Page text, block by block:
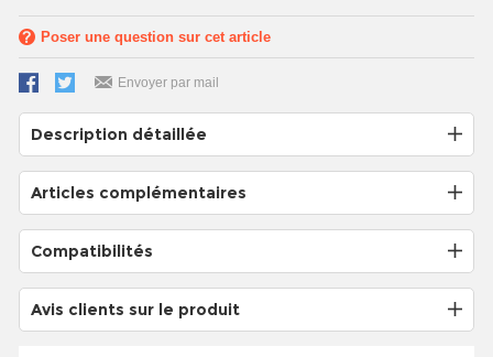
Poser une question sur cet article
Envoyer par mail
Description détaillée
Articles complémentaires
Compatibilités
Avis clients sur le produit